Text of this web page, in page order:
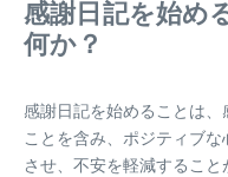
感謝日記を始め
何か？
感謝日記を始めることは
ことを含み、ポジティブ
させ、不安を軽減するこ